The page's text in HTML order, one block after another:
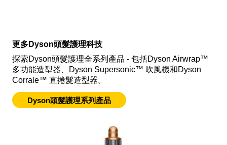
型。
更多Dyson頭髮護理科技
探索Dyson頭髮護理全系列產品 - 包括Dyson Airwrap™
多功能造型器、Dyson Supersonic™ 吹風機和Dyson
Corrale™ 直捲髮造型器。
Dyson頭髮護理系列產品